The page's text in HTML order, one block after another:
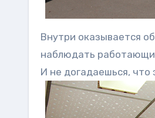
Внутри оказывается
наблюдать
И не догадаешься, что